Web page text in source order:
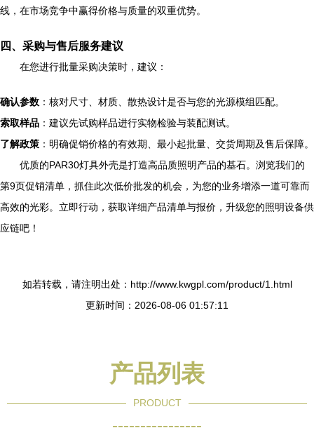
线，在市场竞争中赢得价格与质量的双重优势。
四、采购与售后服务建议
在您进行批量采购决策时，建议：
确认参数 ：核对尺寸、材质、散热设计是否与您的光源模组匹配。
索取样品 ：建议先试购样品进行实物检验与装配测试。
了解政策 ：明确促销价格的有效期、最小起批量、交货周期及售后保障。
优质的PAR30灯具外壳是打造高品质照明产品的基石。浏览我们的
第9页促销清单，抓住此次低价批发的机会，为您的业务增添一道可靠而
高效的光彩。立即行动，获取详细产品清单与报价，升级您的照明设备供
应链吧！
如若转载，请注明出处：http://www.kwgpl.com/product/1.html
更新时间：2026-08-06 01:57:11
产品列表
PRODUCT
----------------